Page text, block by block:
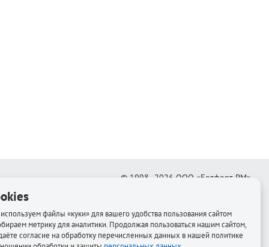
© 1998–2026 ООО «Белфорт-РМ»
файлы «куки» для вашего удобства пользования сайтом
метрику для аналитики. Продолжая пользоваться нашим сайтом,
согласие на обработку перечисленных данных в нашей политике